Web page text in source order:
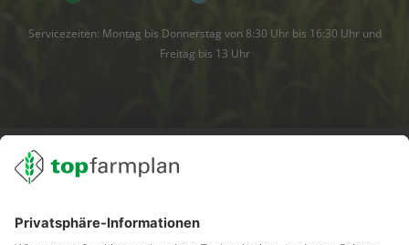
Servicezeiten: Montag bis Donnerstag von 8:30 Uhr bis 16:30 Uhr und
Freitag bis 13 Uhr
02501 801 44 84